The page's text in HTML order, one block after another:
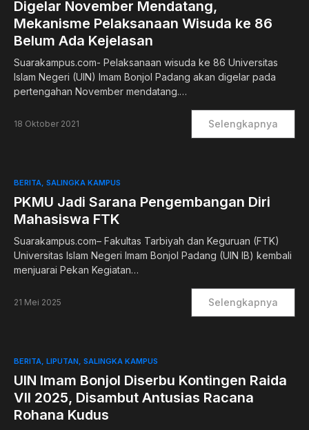
Digelar November Mendatang,
Mekanisme Pelaksanaan Wisuda ke 86
Belum Ada Kejelasan
Suarakampus.com- Pelaksanaan wisuda ke 86 Universitas
Islam Negeri (UIN) Imam Bonjol Padang akan digelar pada
pertengahan November mendatang.…
18 Oktober 2021 Selengkapnya
BERITA SALINGKA KAMPUS
PKMU Jadi Sarana Pengembangan Diri
Mahasiswa FTK
Suarakampus.com– Fakultas Tarbiyah dan Keguruan (FTK)
Universitas Islam Negeri Imam Bonjol Padang (UIN IB) kembali
menjuarai Pekan Kegiatan…
21 Mei 2025 Selengkapnya
BERITA LIPUTAN SALINGKA KAMPUS
UIN Imam Bonjol Diserbu Kontingen Raida
VII 2025, Disambut Antusias Racana
Rohana Kudus